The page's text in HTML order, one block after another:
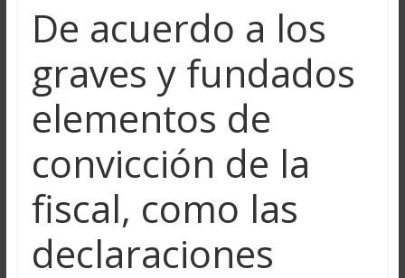
De acuerdo a los
graves y fundados
elementos de
convicción de la
fiscal, como las
declaraciones